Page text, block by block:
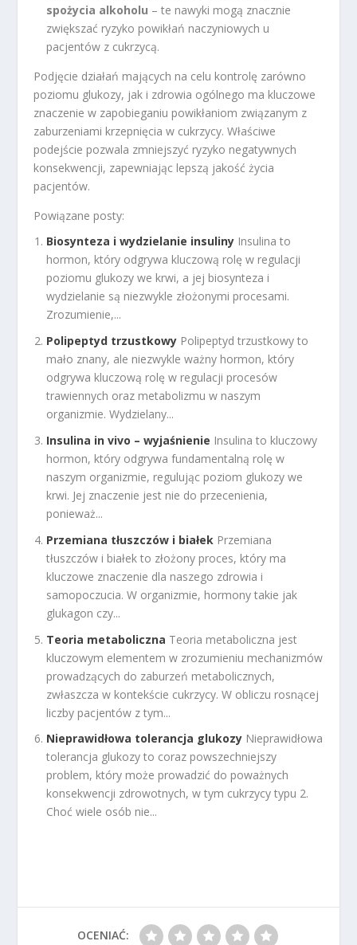
spożycia alkoholu – te nawyki mogą znacznie
zwiększać ryzyko powikłań naczyniowych u
pacjentów z cukrzycą.
Podjęcie działań mających na celu kontrolę zarówno
poziomu glukozy, jak i zdrowia ogólnego ma kluczowe
znaczenie w zapobieganiu powikłaniom związanym z
zaburzeniami krzepnięcia w cukrzycy. Właściwe
podejście pozwala zmniejszyć ryzyko negatywnych
konsekwencji, zapewniając lepszą jakość życia
pacjentów.
Powiązane posty:
Biosynteza i wydzielanie insuliny Insulina to
hormon, który odgrywa kluczową rolę w regulacji
poziomu glukozy we krwi, a jej biosynteza i
wydzielanie są niezwykle złożonymi procesami.
Zrozumienie,...
Polipeptyd trzustkowy Polipeptyd trzustkowy to
mało znany, ale niezwykle ważny hormon, który
odgrywa kluczową rolę w regulacji procesów
trawiennych oraz metabolizmu w naszym
organizmie. Wydzielany...
Insulina in vivo – wyjaśnienie Insulina to kluczowy
hormon, który odgrywa fundamentalną rolę w
naszym organizmie, regulując poziom glukozy we
krwi. Jej znaczenie jest nie do przecenienia,
ponieważ...
Przemiana tłuszczów i białek Przemiana
tłuszczów i białek to złożony proces, który ma
kluczowe znaczenie dla naszego zdrowia i
samopoczucia. W organizmie, hormony takie jak
glukagon czy...
Teoria metaboliczna Teoria metaboliczna jest
kluczowym elementem w zrozumieniu mechanizmów
prowadzących do zaburzeń metabolicznych,
zwłaszcza w kontekście cukrzycy. W obliczu rosnącej
liczby pacjentów z tym...
Nieprawidłowa tolerancja glukozy Nieprawidłowa
tolerancja glukozy to coraz powszechniejszy
problem, który może prowadzić do poważnych
konsekwencji zdrowotnych, w tym cukrzycy typu 2.
Choć wiele osób nie...
OCENIAĆ: